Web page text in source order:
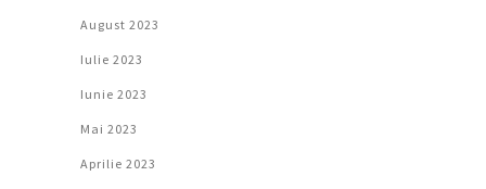
August 2023
Iulie 2023
Iunie 2023
Mai 2023
Aprilie 2023